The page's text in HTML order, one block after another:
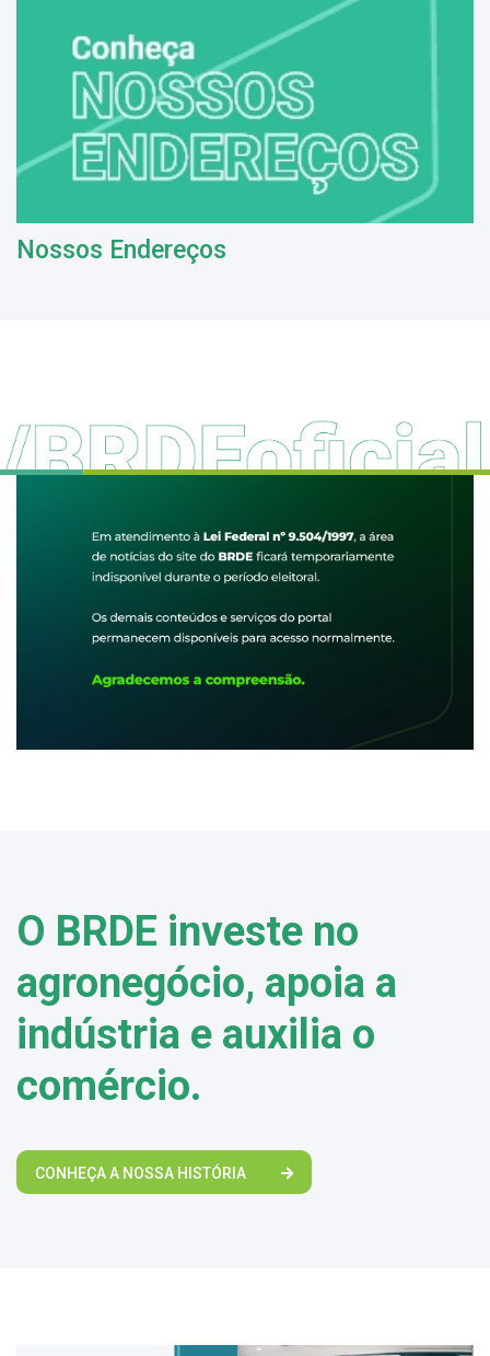
Nossos Endereços
O BRDE investe no
agronegócio, apoia a
indústria e auxilia o
comércio.
CONHEÇA A NOSSA HISTÓRIA